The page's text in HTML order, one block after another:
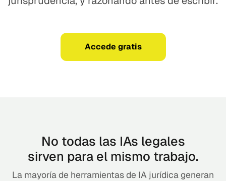
Accede gratis
No todas las IAs legales
sirven para el mismo trabajo.
La mayoría de herramientas de IA jurídica generan